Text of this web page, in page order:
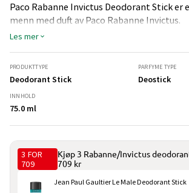
Paco Rabanne Invictus Deodorant Stick
menn med duft av Paco Rabanne Invictus.
Les mer
PRODUKTTYPE
Deodorant Stick
PARFYME TYPE
Deostick
INNHOLD
75.0 ml
3 FOR
709
Kjøp 3 Rabanne/Invictus
709 kr
Jean Paul Gaultier Le Male Deodorant Stick